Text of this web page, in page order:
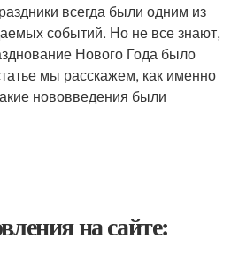
всегда были одним из
событий. Но не все знают,
Нового Года было
мы расскажем, как именно
нововведения были
на сайте: